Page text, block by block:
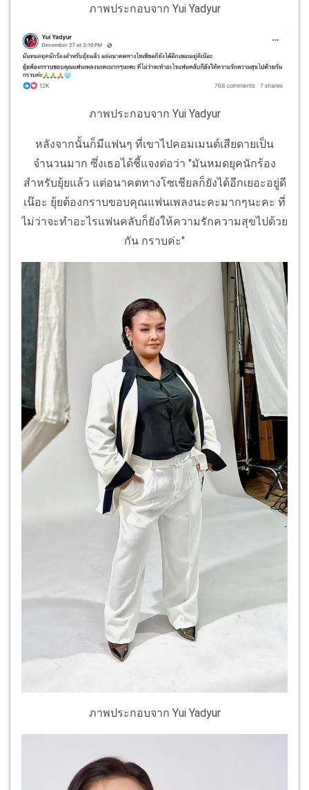
ภาพประกอบจาก Yui Yadyur
ภาพประกอบจาก Yui Yadyur
หลังจากนั้นก็มีแฟนๆ ที่เขาไปคอมเมนต์เสียดายเป็น
จำนวนมาก ซึ่งเธอได้ชี้แจงต่อว่า "มันหมดยุคนักร้อง
สำหรับยุ้ยแล้ว แต่อนาคตทางโซเชียลก็ยังได้อีกเยอะอยู่ดี
เน๊อะ ยุ้ยต้องกราบขอบคุณแฟนเพลงนะคะมากๆนะคะ ที่
ไม่ว่าจะทำอะไรแฟนคลับก็ยังให้ความรักความสุขไปด้วย
กัน กราบค่ะ"
ภาพประกอบจาก Yui Yadyur